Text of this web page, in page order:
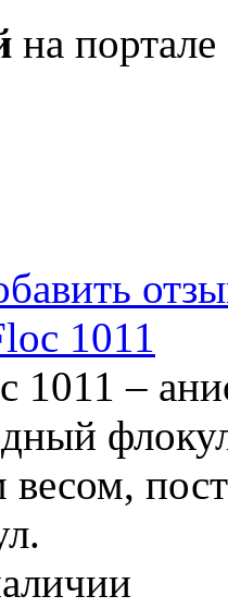
на портале
1011
1011 –